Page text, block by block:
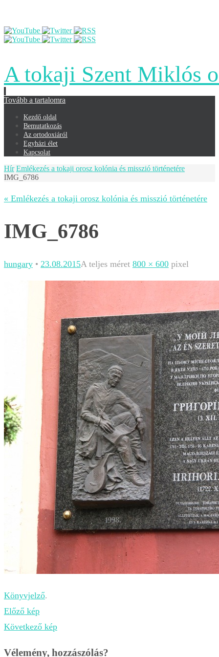
A tokaji Szent Miklós
Tovább a tartalomra
Kezdő oldal
Bemutatkozás
Az ortodoxiáról
Egyházi élet
Kapcsolat
Hír Emlékezés a tokaji orosz kolónia és misszió történetére
IMG_6786
« Emlékezés a tokaji orosz kolónia és misszió történetére
IMG_6786
hungary • 23.08.2015A teljes méret 800 × 600 pixel
Könyvjelző.
Előző kép
Következő kép
Vélemény, hozzászólás?